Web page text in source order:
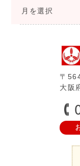
⽉を選択
〒
⼤阪